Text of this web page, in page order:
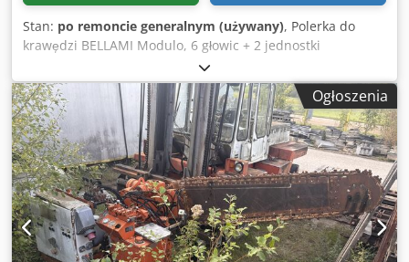
Stan: po remoncie generalnym (używany), Polerka do
krawędzi BELLAMI Modulo, 6 głowic + 2 jednostki
rowkujące/profilujące. Całkowicie po przeglądzie. Maszyna
zdemontowana i załadowana na ciężarówkę. Kontakt
telefoniczny po francusku, mailowy w Państwa języku.
Dodpfsxb D E Dox Acpowa
Ogłoszenia